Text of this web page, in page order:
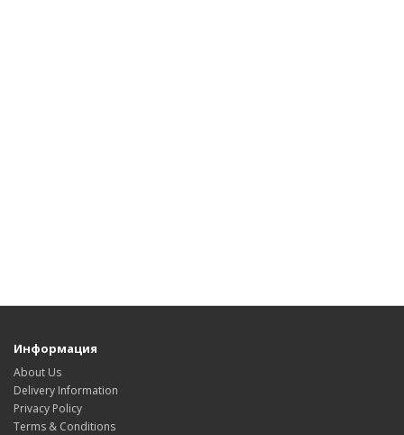
Информация
About Us
Delivery Information
Privacy Policy
Terms & Conditions